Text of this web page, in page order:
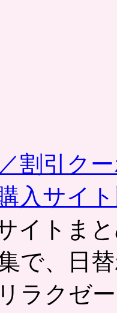
割引ク
入サイ
イトま
で、日
ラクゼ